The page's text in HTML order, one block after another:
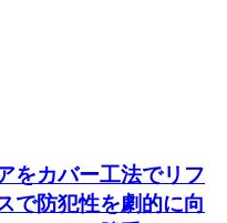
をカバー工法でリフ
で防犯性を劇的に向